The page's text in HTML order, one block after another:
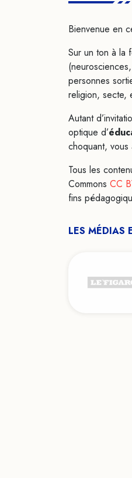
Bienvenue en
Sur un ton à la
personnes
religion, secte,
Autant
optique d’
choquant, vous
Tous les
Commons CC
fins
LES MÉDIAS